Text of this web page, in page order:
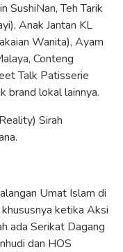
SushiNan, Teh Tarik
Anak Jantan KL
Wanita), Ayam
Conteng
Talk Patisserie
brand lokal lainnya.
Sirah
Umat Islam di
ketika Aksi
ada Serikat Dagang
dan HOS